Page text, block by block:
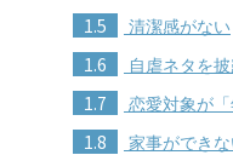
1.5 清潔感がない
1.6 自虐ネタを
1.7 恋愛対象が「
1.8 家事ができな